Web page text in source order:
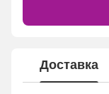
Доставка